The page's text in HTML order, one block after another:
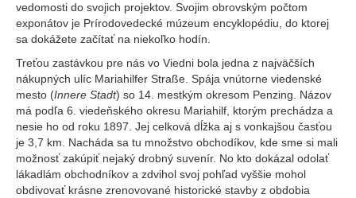
vedomosti do svojich projektov. Svojim obrovským počtom
exponátov je Prírodovedecké múzeum encyklopédiu, do ktorej
sa dokážete začítať na niekoľko hodín.
Treťou zastávkou pre nás vo Viedni bola jedna z najväčších
nákupných ulíc Mariahilfer Straße. Spája vnútorne viedenské
mesto (Innere Stadt) so 14. mestkým okresom Penzing. Názov
má podľa 6. viedeňského okresu Mariahilf, ktorým prechádza a
nesie ho od roku 1897. Jej celková dĺžka aj s vonkajšou časťou
je 3,7 km. Nacháda sa tu množstvo obchodíkov, kde sme si mali
možnosť zakúpiť nejaký drobný suvenír. No kto dokázal odolať
lákadlám obchodníkov a zdvihol svoj pohľad vyššie mohol
obdivovať krásne zrenovované historické stavby z obdobia